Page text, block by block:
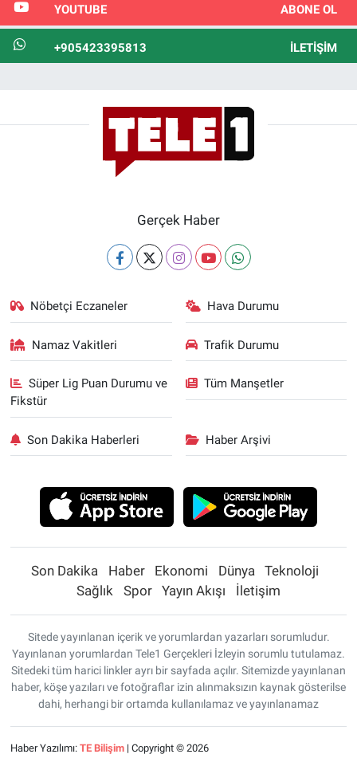
YOUTUBE ABONE OL
+905423395813 İLETIŞIM
Gerçek Haber
Nöbetçi Eczaneler Hava Durumu
Namaz Vakitleri Trafik Durumu
Süper Lig Puan Durumu ve
Fikstür
Tüm Manşetler
Son Dakika Haberleri Haber Arşivi
Son Dakika Haber Ekonomi Dünya
Teknoloji
Sağlık
Spor Yayın Akışı İletişim
Sitede yayınlanan içerik ve yorumlardan yazarları sorumludur.
Yayınlanan yorumlardan Tele1 Gerçekleri İzleyin sorumlu tutulamaz.
Sitedeki tüm harici linkler ayrı bir sayfada açılır. Sitemizde yayınlanan
haber, köşe yazıları ve fotoğraflar izin alınmaksızın kaynak gösterilse
dahi, herhangi bir ortamda kullanılamaz ve yayınlanamaz
Haber Yazılımı: TE Bilişim| Copyright © 2026